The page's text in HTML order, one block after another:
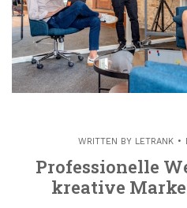
WRITTEN BY LETRANK
Professionelle
kreative